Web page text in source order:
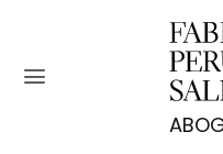
contenido